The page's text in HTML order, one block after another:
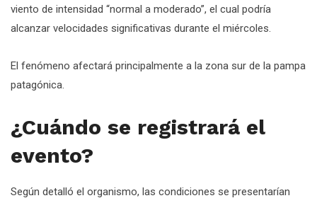
viento de intensidad “normal a moderado”, el cual podría
alcanzar velocidades significativas durante el miércoles.
El fenómeno afectará principalmente a la zona sur de la pampa
patagónica.
¿Cuándo se registrará el
evento?
Según detalló el organismo, las condiciones se presentarían